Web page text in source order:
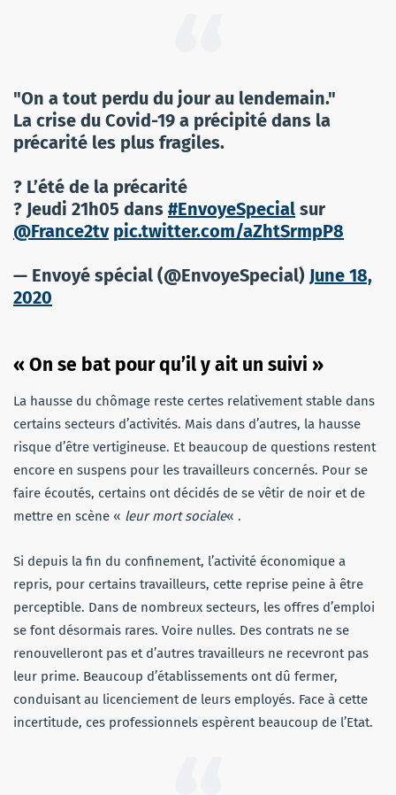
"On a tout perdu du jour au lendemain."
La crise du Covid-19 a précipité dans la
précarité les plus fragiles.
? L’été de la précarité
? Jeudi 21h05 dans #EnvoyeSpecial sur
@France2tv pic.twitter.com/aZhtSrmpP8
— Envoyé spécial (@EnvoyeSpecial) June 18,
2020
« On se bat pour qu’il y ait un suivi »
La hausse du chômage reste certes relativement stable dans
certains secteurs d’activités. Mais dans d’autres, la hausse
risque d’être vertigineuse. Et beaucoup de questions restent
encore en suspens pour les travailleurs concernés. Pour se
faire écoutés, certains ont décidés de se vêtir de noir et de
mettre en scène « leur mort sociale« .
Si depuis la fin du confinement, l’activité économique a
repris, pour certains travailleurs, cette reprise peine à être
perceptible. Dans de nombreux secteurs, les offres d’emploi
se font désormais rares. Voire nulles. Des contrats ne se
renouvelleront pas et d’autres travailleurs ne recevront pas
leur prime. Beaucoup d’établissements ont dû fermer,
conduisant au licenciement de leurs employés. Face à cette
incertitude, ces professionnels espèrent beaucoup de l’Etat.